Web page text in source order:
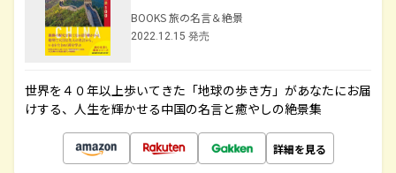
BOOKS 旅の名言＆絶景
2022.12.15 発売
世界を４０年以上歩いてきた「地球の歩き方」があなたにお届
けする、人生を輝かせる中国の名言と癒やしの絶景集
詳細を見る